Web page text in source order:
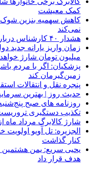
کمک معیشت
کاهش سهمیه بنزین شوک
نمی‌کند
هشدار ۴۰ کارشناس درباره باز شدن تنگه هرمز
میلیون تومان شارژ
پزشکیان: اگر با مردم
زمین‌گیرمان کند
پنجره‌ نقل و انتقالات
حدیث روز | بهترین
روزنامه‌ های صبح پنج‌شنبه ۱۵ مرداد
تکذیب دستگیری
شارژ کالابرگ مرداد ماه
الجزیره: تل آویو
کنار گذاشت
یحیی سریع: یمن
هدف قرار داد